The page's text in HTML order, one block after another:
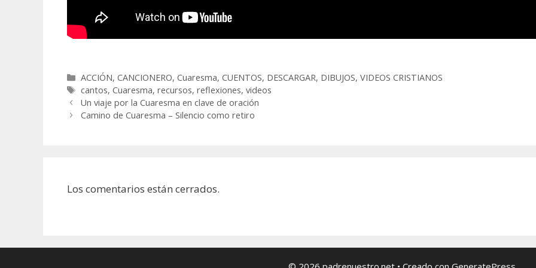
Categorías
ACCIÓN,CANCIONERO,Cuaresma,CUENTOS, DESCARGAR, DIBUJOS,VIDEOS CRISTIANOS
Etiquetas
cantos,Cuaresma,recursos,reflexiones,videos
Un viaje por la Cuaresma en clave de oración
Camino de Cuaresma – Silencio como retiro
Los comentarios están cerrados.